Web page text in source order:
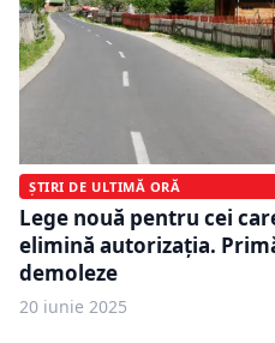
ȘTIRI DE ULTIMĂ ORĂ
Lege nouă pentru cei
elimină autorizația.
demoleze
20 iunie 2025